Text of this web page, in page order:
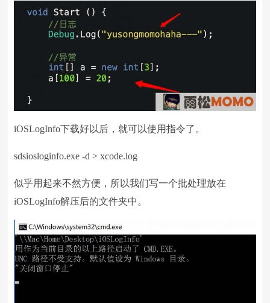
iOSLogInfo下载好以后，就可以使用指令了。
sdsiosloginfo.exe -d > xcode.log
似乎用起来不然方便，所以我们写一个批处理放在
iOSLogInfo解压后的文件夹中。